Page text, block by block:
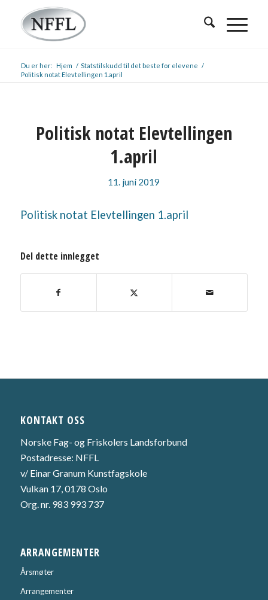
Du er her: Hjem / Statstilskudd til det beste for elevene /
Politisk notat Elevtellingen 1.april
Politisk notat Elevtellingen
1.april
11. juni 2019
Politisk notat Elevtellingen 1.april
Del dette innlegget
KONTAKT OSS
Norske Fag- og Friskolers Landsforbund
Postadresse: NFFL
v/ Einar Granum Kunstfagskole
Vulkan 17, 0178 Oslo
Org. nr. 983 993 737
ARRANGEMENTER
Årsmøter
Arrangementer